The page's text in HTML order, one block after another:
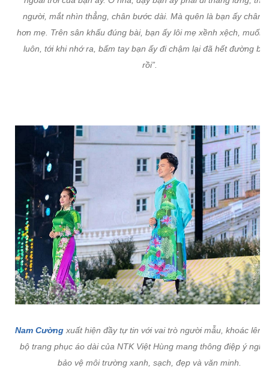
người, mắt nhìn thẳng, chân bước dài. Mà quên là bạn ấy chân
hơn mẹ. Trên sân khấu đúng bài, bạn ấy lôi mẹ xềnh xệch, muốn
luôn, tới khi nhớ ra, bấm tay bạn ấy đi chậm lại đã hết đường
rồi”.
Nam Cường xuất hiện đầy tự tin với vai trò người mẫu, khoác lên
bộ trang phục áo dài của NTK Việt Hùng mang thông điệp ý
bảo vệ môi trường xanh, sạch, đẹp và văn minh.